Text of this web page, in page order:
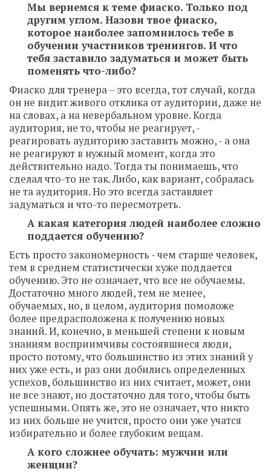
Мы вернемся к теме фиаско. Только под
другим углом. Назови твое фиаско,
которое наиболее запомнилось тебе в
обучении участников тренингов. И что
тебя заставило задуматься и может быть
поменять что-либо?
Фиаско для тренера – это всегда, тот случай, когда
он не видит живого отклика от аудитории, даже не
на словах, а на невербальном уровне. Когда
аудитория, не то, чтобы не реагирует, -
реагировать аудиторию заставить можно, - а она
не реагируют в нужный момент, когда это
действительно надо. Тогда ты понимаешь, что
сделал что-то не так. Либо, как вариант, собралась
не та аудитория. Но это всегда заставляет
задуматься и что-то пересмотреть.
А какая категория людей наиболее сложно
поддается обучению?
Есть просто закономерность - чем старше человек,
тем в среднем статистически хуже поддается
обучению. Это не означает, что все не обучаемы.
Достаточно много людей, тем не менее,
обучаемых, но, в целом, аудитория помоложе
более предрасположена к получению новых
знаний. И, конечно, в меньшей степени к новым
знаниям восприимчивы состоявшиеся люди,
просто потому, что большинство из этих знаний у
них уже есть, и раз они добились определенных
успехов, большинство из них считает, может, они
не все знают, но достаточно для того, чтобы быть
успешными. Опять же, это не означает, что никто
из них больше не учится, просто они уже учатся
избирательно и более глубоким вещам.
А кого сложнее обучать: мужчин или
женщин?